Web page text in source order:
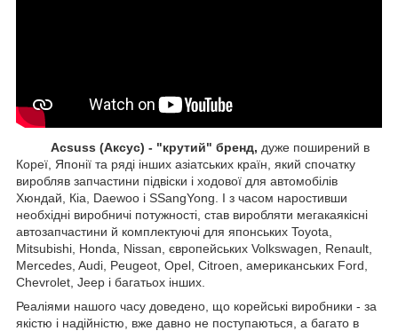
Acsuss (Аксус) - "крутий" бренд, дуже поширений в
Кореї, Японії та ряді інших азіатських країн, який спочатку
виробляв запчастини підвіски і ходової для автомобілів
Хюндай, Кіа, Daewoo і SSangYong. І з часом наростивши
необхідні виробничі потужності, став виробляти мегакаякісні
автозапчастини й комплектуючі для японських Toyota,
Mitsubishi, Honda, Nissan, європейських Volkswagen, Renault,
Mercedes, Audi, Peugeot, Opel, Citroen, американських Ford,
Chevrolet, Jeep і багатьох інших.
Реаліями нашого часу доведено, що корейські виробники - за
якістю і надійністю, вже давно не поступаються, а багато в